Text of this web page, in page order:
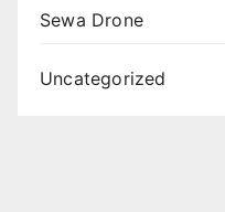
Sewa Drone
Uncategorized